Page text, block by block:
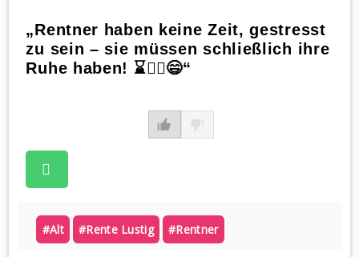
„Rentner haben keine Zeit, gestresst
zu sein – sie müssen schließlich ihre
Ruhe haben! ⌛🧘‍♂️😄“
#alt #rente Lustig #rentner